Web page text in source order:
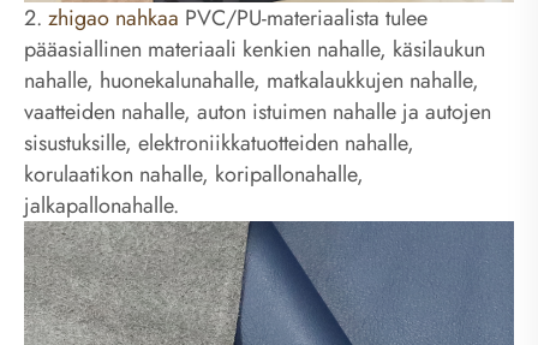
2. zhigao nahkaa PVC/PU-materiaalista tulee
pääasiallinen materiaali kenkien nahalle, käsilaukun
nahalle, huonekalunahalle, matkalaukkujen nahalle,
vaatteiden nahalle, auton istuimen nahalle ja autojen
sisustuksille, elektroniikkatuotteiden nahalle,
korulaatikon nahalle, koripallonahalle,
jalkapallonahalle.